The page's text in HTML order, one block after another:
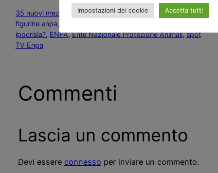
35 nuovi mezzi per il soccorso degli animali
album
figurine enpa,
ipocrisia?, ENPA, Ente Nazionale Protezione Animali, spot
TV Enpa
Commenti
Lascia un commento
Devi essere connesso per inviare un commento.
Impostazioni dei cookie Accetta tutti